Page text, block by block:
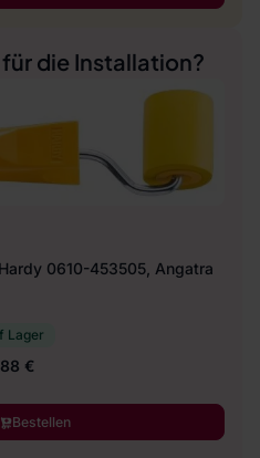
die Installation?
0610-453505, Angatra
Lager
€
Bestellen